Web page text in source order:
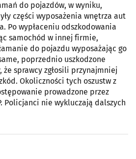
do pojazdów, w wyniku,
części wyposażenia wnętrza aut
Po wypłaceniu odszkodowania
samochód w innej firmie,
do pojazdu wyposażając go
poprzednio uszkodzone
że sprawcy zgłosili przynajmniej
Okoliczności tych oszustw z
prowadzone przez
Policjanci nie wykluczają dalszych